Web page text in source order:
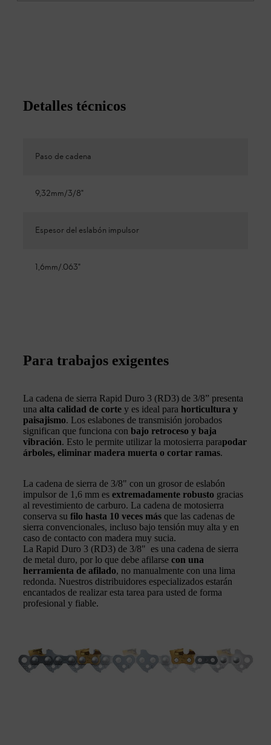
Detalles técnicos
Paso de cadena
9,32mm/3/8"
Espesor del eslabón impulsor
1,6mm/.063"
Para trabajos exigentes
La cadena de sierra Rapid Duro 3 (RD3) de 3/8” presenta
una alta calidad de corte y es ideal para horticultura y
paisajismo. Los eslabones de transmisión jorobados
significan que funciona con bajo retroceso y baja
vibración. Esto le permite utilizar la motosierra parapodar
árboles, eliminar madera muerta o cortar ramas.
La cadena de sierra de 3/8" con un grosor de eslabón
impulsor de 1,6 mm es extremadamente robusto gracias
al revestimiento de carburo. La cadena de motosierra
conserva su filo hasta 10 veces más que las cadenas de
sierra convencionales, incluso bajo tensión muy alta y en
caso de contacto con madera muy sucia.
La Rapid Duro 3 (RD3) de 3/8" es una cadena de sierra
de metal duro, por lo que debe afilarse con una
herramienta de afilado, no manualmente con una lima
redonda. Nuestros distribuidores especializados estarán
encantados de realizar esta tarea para usted de forma
profesional y fiable.